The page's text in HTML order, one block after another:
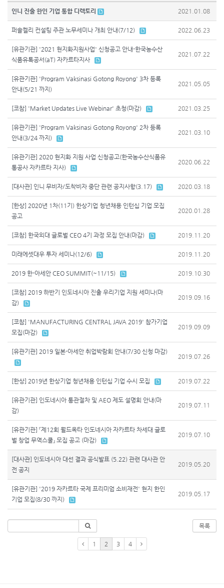
인니 진출 한인 기업 통합 디렉토리 2021.01.08
퍼솔켈리 컨설팅 주관 노무세미나 개최 안내(7/12) 2022.06.23
[유관기관] '2021 현지화지원사업' 신청공고 안내-한국농수산
식품유톡공서(aT) 자카르타지사
2021.07.22
[유관기관] 'Program Vaksinasi Gotong Royong' 3차 등록
안내(5/21 까지)
2021.05.05
[코참] 'Market Updates Live Webinar' 초청(마감) 2021.03.25
[유관기관] 'Program Vaksinasi Gotong Royong' 2차 등록
안내(3/24 까지)
2021.03.10
[유관기관] 2020 현지화 지원 사업 신청공고(한국농수산식품유
통공사 자카르타 지사)
2020.06.22
[대사관] 인니 무비자/도착비자 중단 관련 공지사항(3.17) 2020.03.18
[한상] 2020년 1차(11기) 한상기업 청년채용 인턴십 기업 모집
공고
2020.01.28
[코참] 한국외대 글로벌 CEO 4기 과정 모집 안내(마감) 2019.11.20
미래에셋대우 투자 세미나(12/6) 2019.11.20
2019 한-아세안 CEO SUMMIT(~11/15) 2019.10.30
[코참] 2019 하반기 인도네시아 진출 우리기업 지원 세미나(마
감)
2019.09.16
[코참] 'MANUFACTURING CENTRAL JAVA 2019' 참가기업
모집(마감)
2019.09.09
[유관기관] 2019 일본-아세안 취업박람회 안내(7/30 신청 마감)
2019.07.26
[한상] 2019년 한상기업 청년채용 인턴십 기업 수시 모집 2019.07.22
[유관기관] 인도네시아 통관절차 및 AEO 제도 설명회 안내(마
감)
2019.07.11
[유관기관] 『제12회 월드옥타 인도네시아 자카르타 차세대 글로
벌 창업 무역스쿨』 모집 공고 (마감)
2019.07.10
[대사관] 인도네시아 대선 결과 공식발표 (5.22) 관련 대사관 안
전 공지
2019.05.20
[유관기관] '2019 자카르타 국제 프리미엄 소비재전' 현지 한인
기업 모집(8/30 까지)
2019.05.17
목록
1 2 3 4